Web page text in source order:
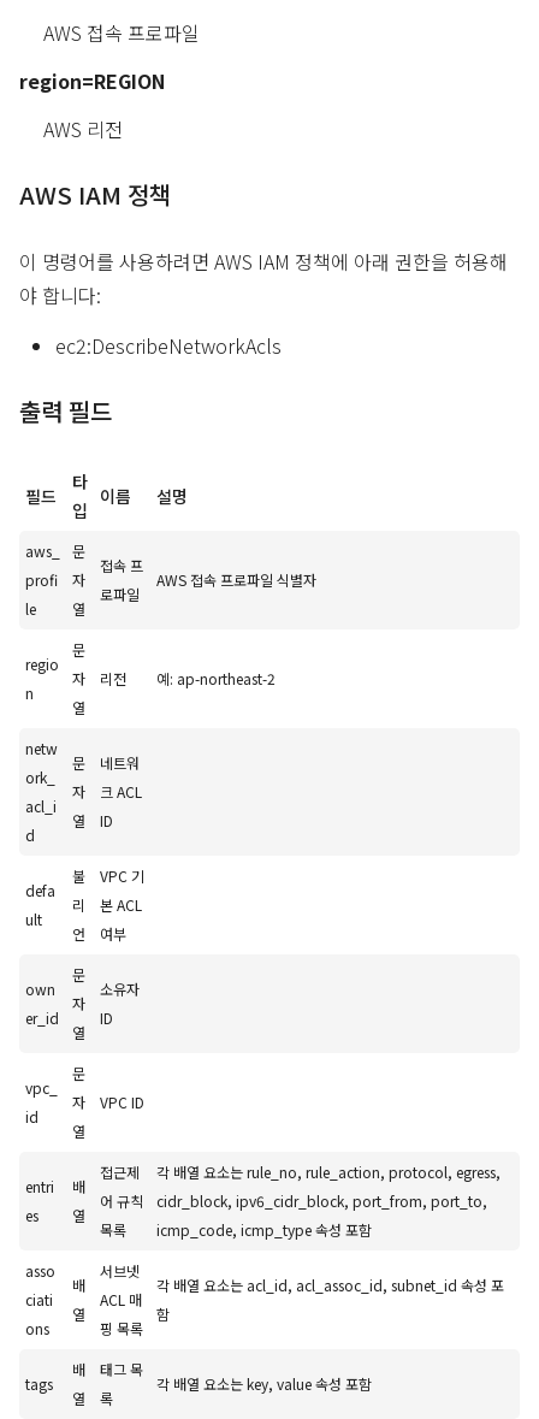
AWS 접속 프로파일
region=REGION
AWS 리전
AWS IAM 정책
이 명령어를 사용하려면 AWS IAM 정책에 아래 권한을 허용해
야 합니다:
ec2:DescribeNetworkAcls
출력 필드
필드
타
입
이름 설명
aws_
profi
le
문
자
열
접속 프
로파일
AWS 접속 프로파일 식별자
regio
n
문
자
열
리전 예: ap-northeast-2
netw
ork_
acl_i
d
문
자
열
네트워
크 ACL
ID
defa
ult
불
리
언
VPC 기
본 ACL
여부
own
er_id
문
자
열
소유자
ID
vpc_
id
문
자
열
VPC ID
entri
es
배
열
접근제
어 규칙
목록
각 배열 요소는 rule_no, rule_action, protocol, egress,
cidr_block, ipv6_cidr_block, port_from, port_to,
icmp_code, icmp_type 속성 포함
asso
ciati
ons
배
열
서브넷
ACL 매
핑 목록
각 배열 요소는 acl_id, acl_assoc_id, subnet_id 속성 포
함
tags
배
열
태그 목
록
각 배열 요소는 key, value 속성 포함